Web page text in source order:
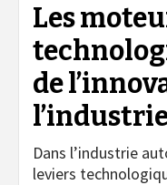
Les
de
Dans l’industrie
leviers